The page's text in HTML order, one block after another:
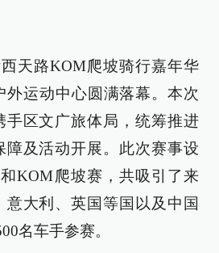
天路KOM爬坡骑行嘉年华
外运动中心圆满落幕。本次
手区文广旅体局，统筹推进
障及活动开展。此次赛事设
KOM爬坡赛，共吸引了来
意大利、英国等国以及中国
名车手参赛。